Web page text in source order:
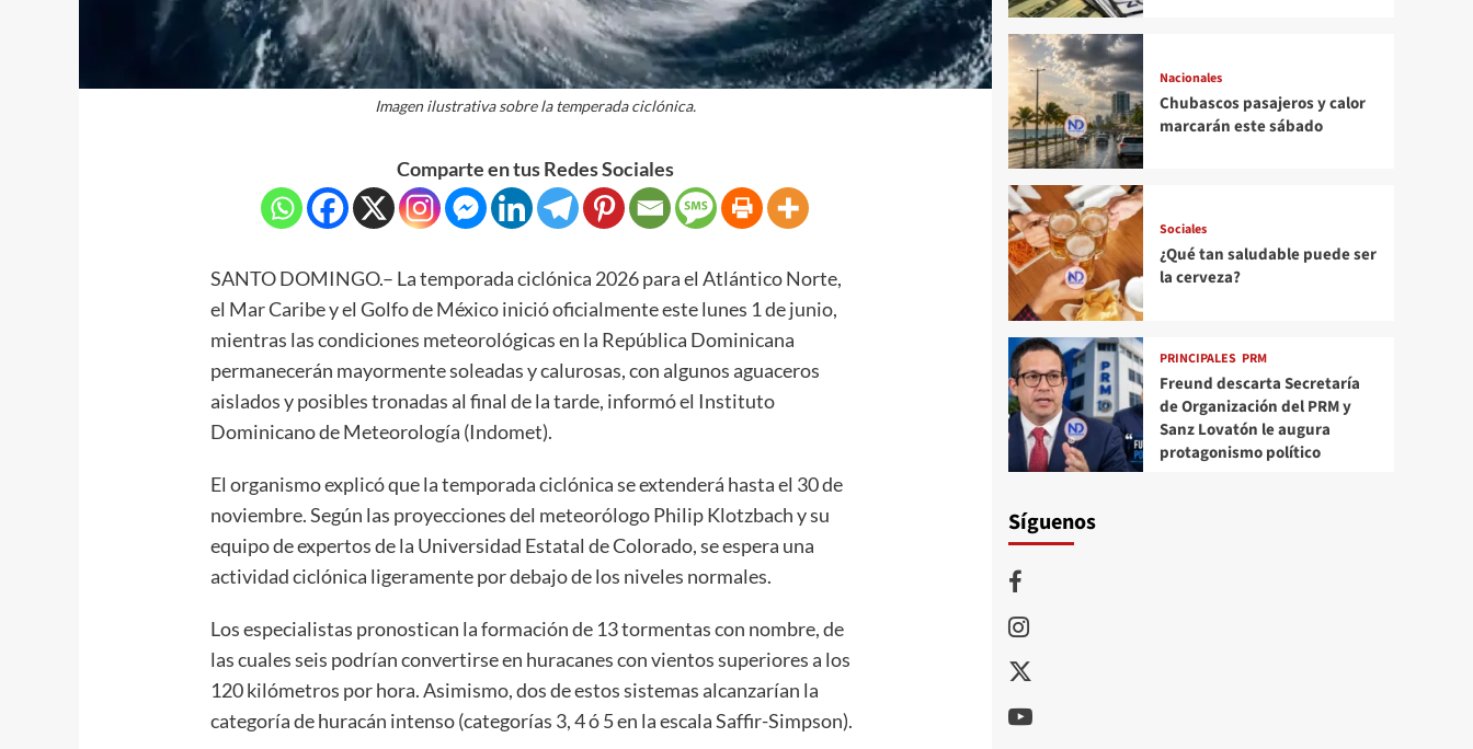
Imagen ilustrativa sobre la temperada ciclónica.
Comparte en tus Redes Sociales
SANTO DOMINGO.– La temporada ciclónica 2026 para el Atlántico Norte,
el Mar Caribe y el Golfo de México inició oficialmente este lunes 1 de junio,
mientras las condiciones meteorológicas en la República Dominicana
permanecerán mayormente soleadas y calurosas, con algunos aguaceros
aislados y posibles tronadas al final de la tarde, informó el Instituto
Dominicano de Meteorología (Indomet).
El organismo explicó que la temporada ciclónica se extenderá hasta el 30 de
noviembre. Según las proyecciones del meteorólogo Philip Klotzbach y su
equipo de expertos de la Universidad Estatal de Colorado, se espera una
actividad ciclónica ligeramente por debajo de los niveles normales.
Los especialistas pronostican la formación de 13 tormentas con nombre, de
las cuales seis podrían convertirse en huracanes con vientos superiores a los
120 kilómetros por hora. Asimismo, dos de estos sistemas alcanzarían la
categoría de huracán intenso (categorías 3, 4 ó 5 en la escala Saffir-Simpson).
Nacionales
Chubascos pasajeros y calor
marcarán este sábado
Sociales
¿Qué tan saludable puede ser
la cerveza?
PRINCIPALES PRM
Freund descarta Secretaría
de Organización del PRM y
Sanz Lovatón le augura
protagonismo político
Síguenos